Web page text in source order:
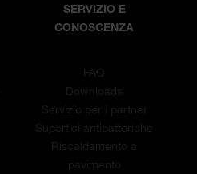
SERVIZIO E
CONOSCENZA
FAQ
Downloads
Servizio per i partner
Superfici antibatteriche
Riscaldamento a
pavimento